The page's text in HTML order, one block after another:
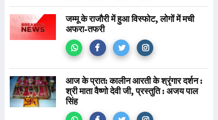
जम्मू के राजौरी में हुआ विस्फोट, लोगों में मची
अफरा-तफरी
आज के प्रात: कालीन आरती के श्रृंगार दर्शन :
श्री माता वैष्णो देवी जी, प्रस्तुति : अजय पाल
सिंह